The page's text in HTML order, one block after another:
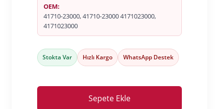
OEM:
41710-23000, 41710-23000 4171023000,
4171023000
Stokta Var Hızlı Kargo WhatsApp Destek
Sepete Ekle